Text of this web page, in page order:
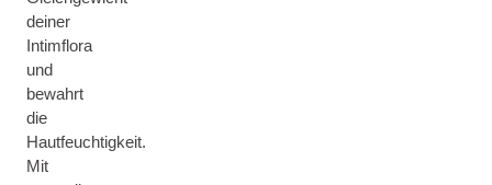
deiner
Intimflora
und
bewahrt
die
Hautfeuchtigkeit.
Mit